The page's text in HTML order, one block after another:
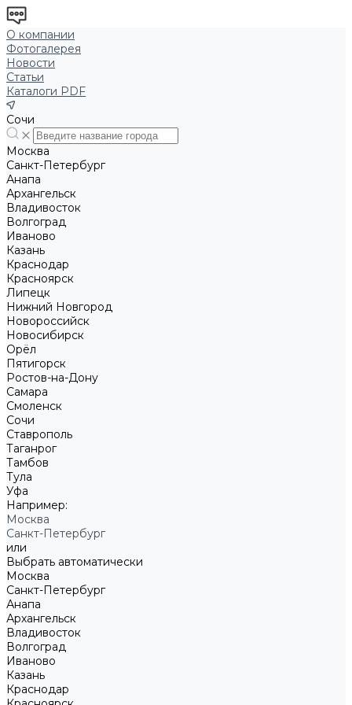
О компании
Фотогалерея
Новости
Статьи
Каталоги PDF
Сочи
Москва
Санкт-Петербург
Анапа
Архангельск
Владивосток
Волгоград
Иваново
Казань
Краснодар
Красноярск
Липецк
Нижний Новгород
Новороссийск
Новосибирск
Орёл
Пятигорск
Ростов-на-Дону
Самара
Смоленск
Сочи
Ставрополь
Таганрог
Тамбов
Тула
Уфа
Например:
Москва
Санкт-Петербург
или
Выбрать автоматически
Москва
Санкт-Петербург
Анапа
Архангельск
Владивосток
Волгоград
Иваново
Казань
Краснодар